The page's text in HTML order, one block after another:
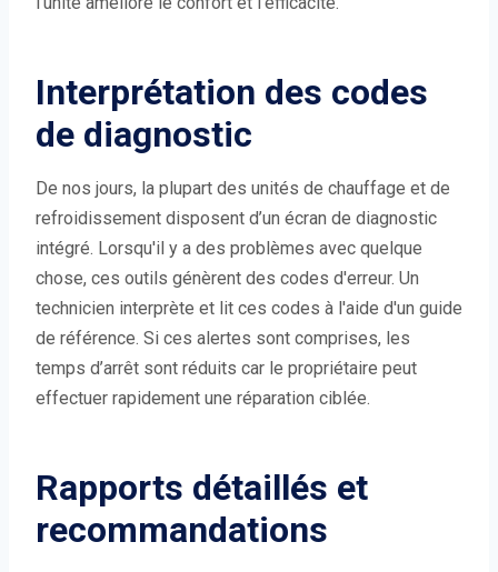
Interprétation des codes
de diagnostic
De nos jours, la plupart des unités de chauffage et de
refroidissement disposent d’un écran de diagnostic
intégré. Lorsqu'il y a des problèmes avec quelque
chose, ces outils génèrent des codes d'erreur. Un
technicien interprète et lit ces codes à l'aide d'un guide
de référence. Si ces alertes sont comprises, les
temps d’arrêt sont réduits car le propriétaire peut
effectuer rapidement une réparation ciblée.
Rapports détaillés et
recommandations